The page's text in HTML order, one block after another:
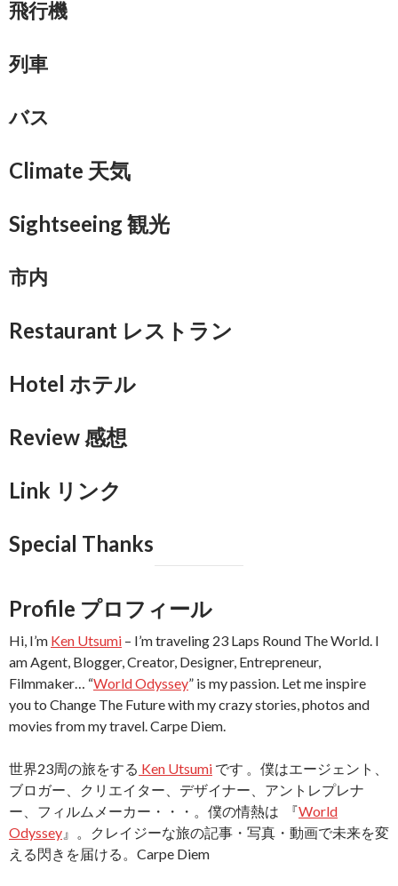
飛行機
列車
バス
Climate 天気
Sightseeing 観光
市内
Restaurant レストラン
Hotel ホテル
Review 感想
Link リンク
Special Thanks
Profile プロフィール
Hi, I’m Ken Utsumi – I’m traveling 23 Laps Round The World. I
am Agent, Blogger, Creator, Designer, Entrepreneur,
Filmmaker… “World Odyssey” is my passion. Let me inspire
you to Change The Future with my crazy stories, photos and
movies from my travel. Carpe Diem.
世界23周の旅をする Ken Utsumi です 。僕はエージェント、
ブロガー、クリエイター、デザイナー、アントレプレナ
ー、フィルムメーカー・・・。僕の情熱は 『World
Odyssey 』。クレイジーな旅の記事・写真・動画で未来を変
える閃きを届ける。Carpe Diem